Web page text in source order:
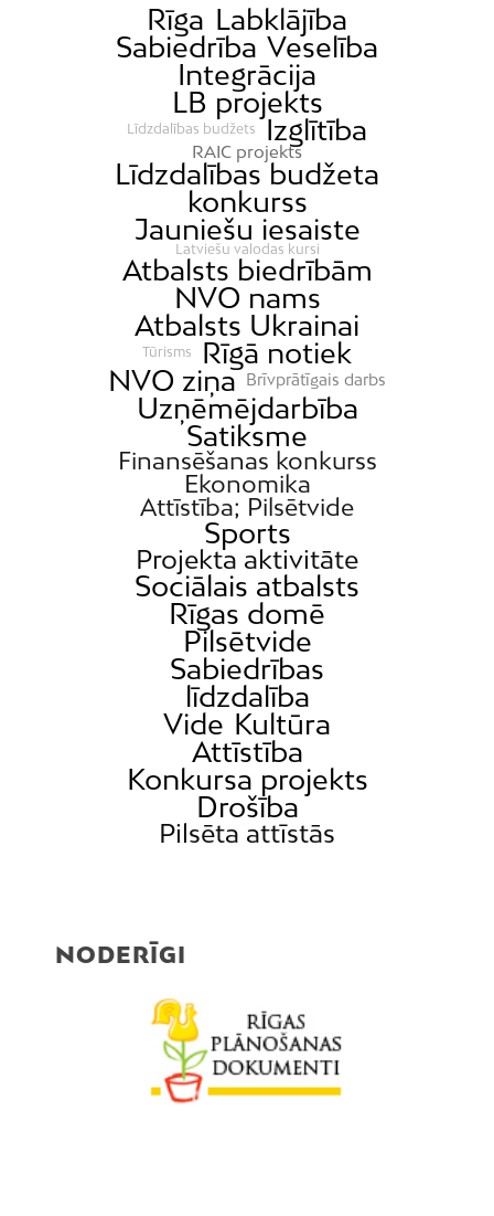
Iļģuciems
Kundziņsala
Pētersala-Andrejsala
Skanste
Rīga Labklājība
Sabiedrība Veselība
Integrācija
LB projekts
Līdzdalības budžets Izglītība
RAIC projekts
Līdzdalības budžeta
konkurss
Jauniešu iesaiste
Latviešu valodas kursi
Atbalsts biedrībām
NVO nams
Atbalsts Ukrainai
Tūrisms
Rīgā notiek
NVO ziņa
Brīvprātīgais darbs
Uzņēmējdarbība
Satiksme
Finansēšanas konkurss
Ekonomika
Attīstība; Pilsētvide
Sports
Projekta aktivitāte
Sociālais atbalsts
Rīgas domē
Pilsētvide
Sabiedrības
līdzdalība
Vide Kultūra
Attīstība
Konkursa projekts
Drošība
Pilsēta attīstās
NODERĪGI